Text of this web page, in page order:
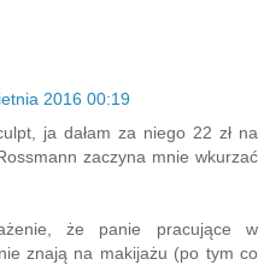
2016 00:19
ja dałam za niego 22 zł na
zaczyna mnie wkurzać
że panie pracujące w
znają na makijażu (po tym co